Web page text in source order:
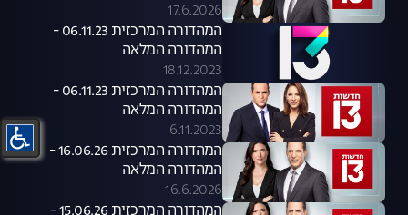
17.6.2026
המהדורה המרכזית 06.11.23 -
המהדורה המלאה
18.12.2023
המהדורה המרכזית 06.11.23 -
המהדורה המלאה
6.11.2023
המהדורה המרכזית 16.06.26 -
המהדורה המלאה
16.6.2026